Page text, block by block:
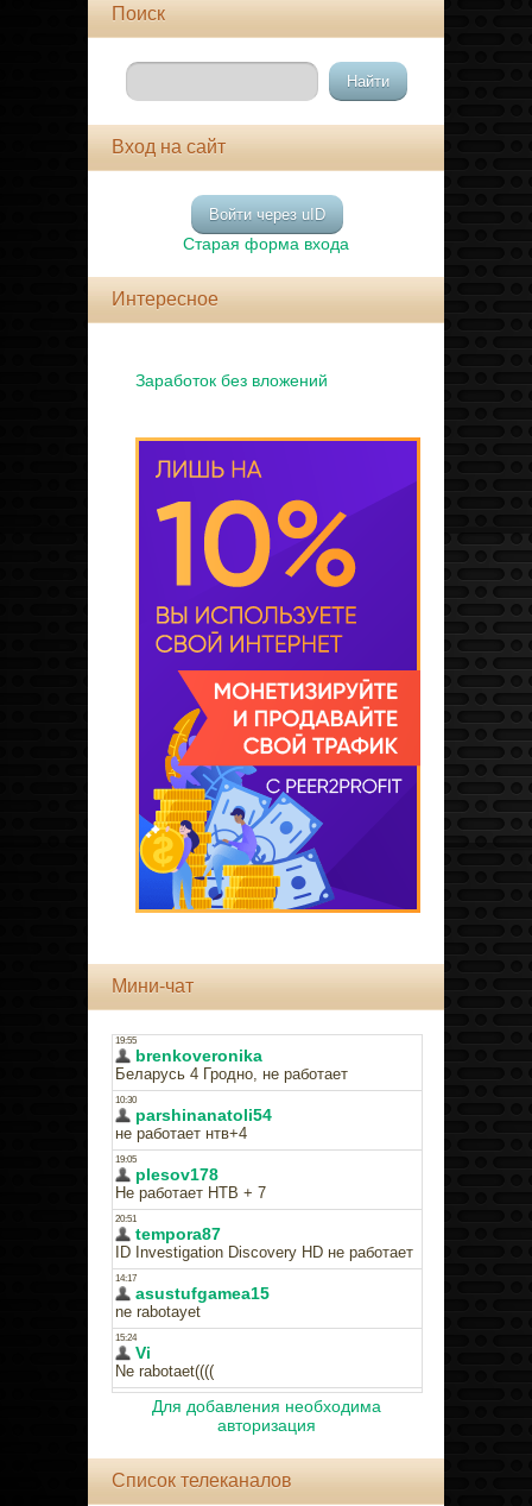
Поиск
Вход на сайт
Войти через uID
Старая форма входа
Интересное
Заработок без вложений
Мини-чат
Для добавления необходима
авторизация
Список телеканалов